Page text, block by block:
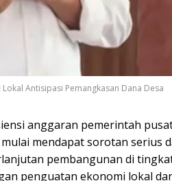
Antisipasi Pemangkasan Dana Desa
anggaran pemerintah
mendapat sorotan serius
pembangunan di
penguatan ekonomi lokal